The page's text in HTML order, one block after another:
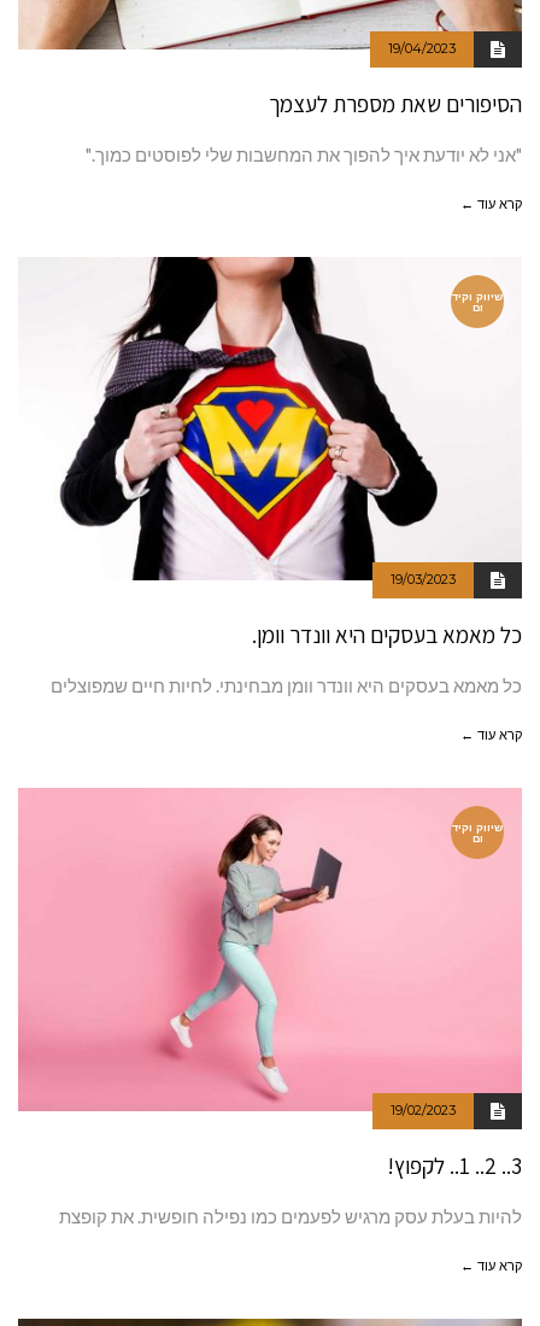
19/04/2023
הסיפורים שאת מספרת לעצמך
"אני לא יודעת איך להפוך את המחשבות שלי לפוסטים כמוך."
קרא עוד ←
שיווק וקיד
ום
19/03/2023
כל מאמא בעסקים היא וונדר וומן.
כל מאמא בעסקים היא וונדר וומן מבחינתי. לחיות חיים שמפוצלים
קרא עוד ←
שיווק וקיד
ום
19/02/2023
3.. 2.. 1.. לקפוץ!
להיות בעלת עסק מרגיש לפעמים כמו נפילה חופשית. את קופצת
קרא עוד ←